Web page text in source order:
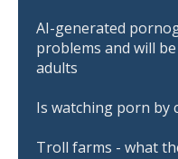
AI-generated
problems and will
adults
Is watching porn by
Troll farms - what